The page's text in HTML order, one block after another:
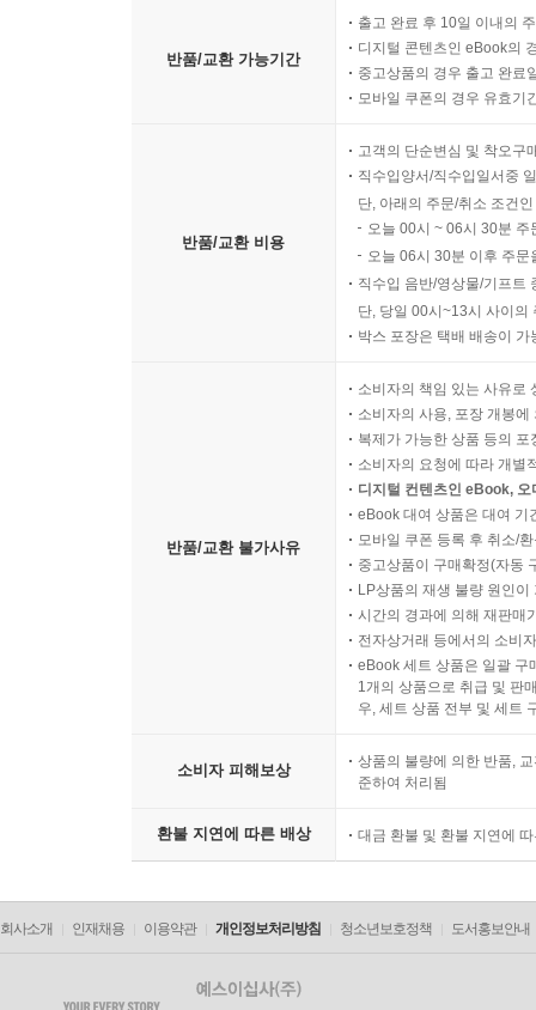
반품/교환 가능기간
출고 완료 후 10일 이내의
디지털 콘텐츠인 eBook의
중고상품의 경우 출고 완료
모바일 쿠폰의 경우 유효기
반품/교환 비용
고객의 단순변심 및 착오구
직수입양서/직수입일서중
단, 아래의 주문/취소 조건
오늘 00시 ~ 06시 30분
오늘 06시 30분 이후 주
직수입 음반/영상물/기프트
단, 당일 00시~13시 사이의
박스 포장은 택배 배송이
반품/교환 불가사유
소비자의 책임 있는 사유로
소비자의 사용, 포장 개봉
복제가 가능한 상품 등의
소비자의 요청에 따라 개별
디지털 컨텐츠인 eBook,
eBook 대여 상품은 대여 기
모바일 쿠폰 등록 후 취소/
중고상품이 구매확정(자동
LP상품의 재생 불량 원인
시간의 경과에 의해 재판매
전자상거래 등에서의 소비
eBook 세트 상품은 일괄 구
1개의 상품으로 취급 및 판
우, 세트 상품 전부 및 세트
소비자 피해보상
상품의 불량에 의한 반품,
준하여 처리됨
환불 지연에 따른 배상 대금 환불 및 환불 지연에
회사소개 인재채용 이용약관 개인정보처리방침 청소년보호정책 도서홍보안내